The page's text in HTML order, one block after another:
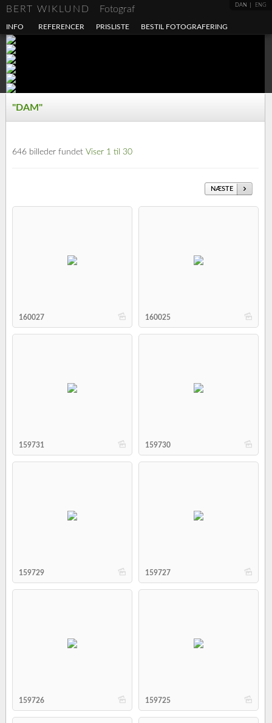
DAN ENG
BERT WIKLUND Fotograf
INFO REFERENCER PRISLISTE BESTIL FOTOGRAFERING
"DAM"
646 billeder fundet Viser 1 til 30
NÆSTE
b
160027 b
160025
b
159731 b
159730
b
159729 b
159727
b
159726 b
159725